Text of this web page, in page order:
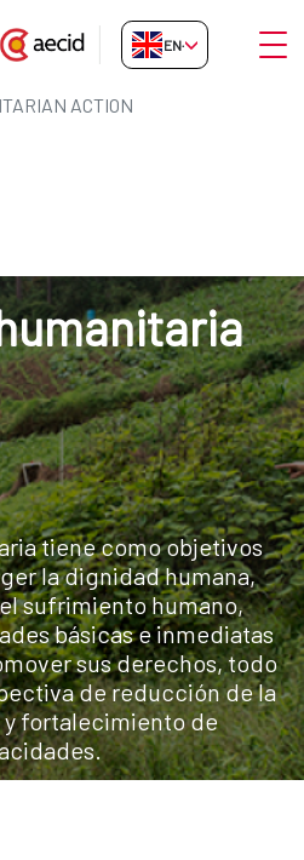
EN-GB
ACTION
tiene como objetivos
la dignidad humana,
sufrimiento humano,
básicas e inmediatas
sus derechos, todo
de reducción de la
fortalecimiento de